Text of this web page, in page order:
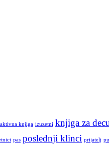
knjiga izuzetni knjiga za decu
pas poslednji klinci prijatelj